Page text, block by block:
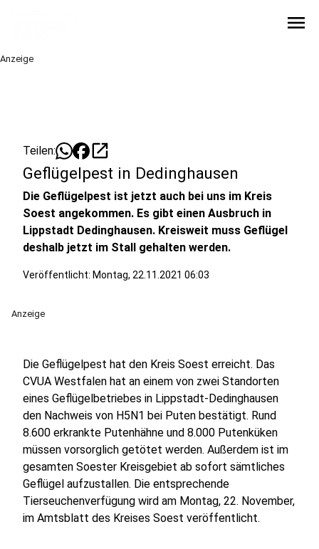
menu
Anzeige
Teilen: open_in_new
Geflügelpest in Dedinghausen
Die Geflügelpest ist jetzt auch bei uns im Kreis
Soest angekommen. Es gibt einen Ausbruch in
Lippstadt Dedinghausen. Kreisweit muss Geflügel
deshalb jetzt im Stall gehalten werden.
Veröffentlicht: Montag, 22.11.2021 06:03
Anzeige
Die Geflügelpest hat den Kreis Soest erreicht. Das
CVUA Westfalen hat an einem von zwei Standorten
eines Geflügelbetriebes in Lippstadt-Dedinghausen
den Nachweis von H5N1 bei Puten bestätigt. Rund
8.600 erkrankte Putenhähne und 8.000 Putenküken
müssen vorsorglich getötet werden. Außerdem ist im
gesamten Soester Kreisgebiet ab sofort sämtliches
Geflügel aufzustallen. Die entsprechende
Tierseuchenverfügung wird am Montag, 22. November,
im Amtsblatt des Kreises Soest veröffentlicht.